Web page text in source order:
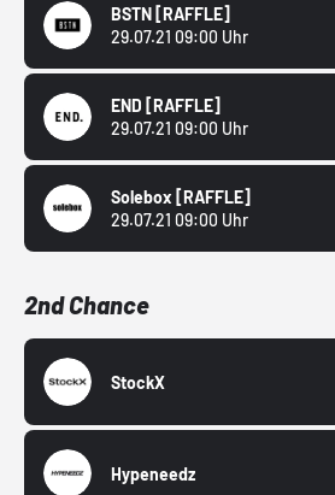
BSTN [RAFFLE]
29.07.21 09:00 Uhr
END [RAFFLE]
29.07.21 09:00 Uhr
Solebox [RAFFLE]
29.07.21 09:00 Uhr
2nd Chance
StockX
Hypeneedz